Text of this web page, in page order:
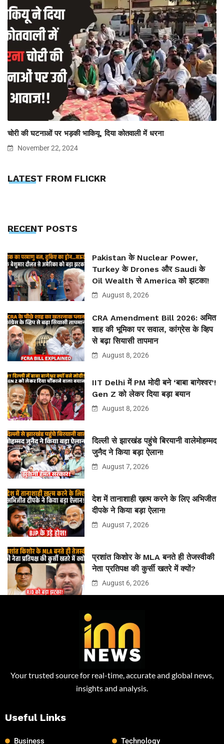
चोरी की घटनाओं पर भड़की भाकियू, दिया कोतवाली में धरना
November 22, 2024
LATEST FROM FLICKR
RECENT POSTS
Pakistan के Nuclear Power,
Turkey के Drones और Saudi के
Oil Wealth से America को झटका!
August 8, 2026
CRA Amendment Bill 2026: अमित
शाह की भूमिका पर सवाल, कांग्रेस के व्हिप
से बढ़ा सियासी तापमान
August 8, 2026
IIT Delhi में PM मोदी बने ‘बाबा बागेश्वर’!
Gen Z को लेकर दिया बड़ा बयान
August 8, 2026
दिल्ली से झारखंड पहुंचे बिरयानी वालेमोहम्मद
जुनैद ने किया बड़ा ऐलान!
August 7, 2026
देश में तानाशाही ख़त्म करने के लिए अभिजीत
दीपके ने किया बड़ा ऐलान!
August 7, 2026
प्रशांत किशोर के MLA बनते ही तेजस्वीकी
नेता प्रतिपक्ष की कुर्सी खतरे में क्यों?
August 6, 2026
Your trusted source for real-time, accurate and global news,
insights and analysis.
Useful Links
Business Technology